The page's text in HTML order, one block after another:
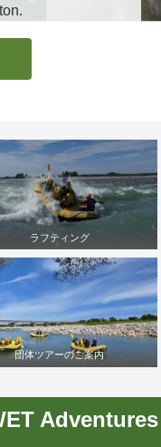
ラフティング
団体ツアーのご案内
Adventures